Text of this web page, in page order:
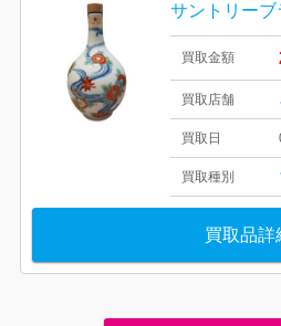
買取金額
買取店舗
買取日
買取種別
買取品詳